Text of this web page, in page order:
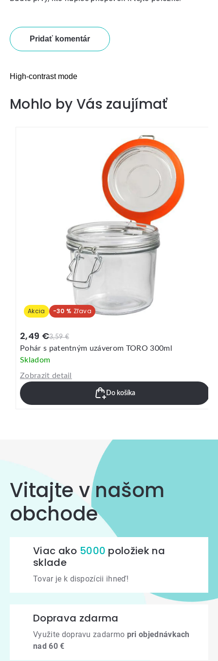
Pridať komentár
High-contrast mode
Mohlo by Vás zaujímať
Akcia -30 %
3,59 €
2,49 €
Pohár s patentným uzáverom TORO 300ml
Skladom
Zobrazit detail
Do košíka
Vitajte v našom
obchode
Viac ako 5000 položiek na
sklade
Tovar je k dispozícii ihneď!
Doprava zdarma
Využite dopravu zadarmo pri objednávkach
nad 60 €